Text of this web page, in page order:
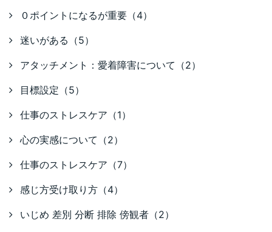
０ポイントになるが重要（4）
迷いがある（5）
アタッチメント：愛着障害について（2）
目標設定（5）
仕事のストレスケア（1）
心の実感について（2）
仕事のストレスケア（7）
感じ方受け取り方（4）
いじめ 差別 分断 排除 傍観者（2）